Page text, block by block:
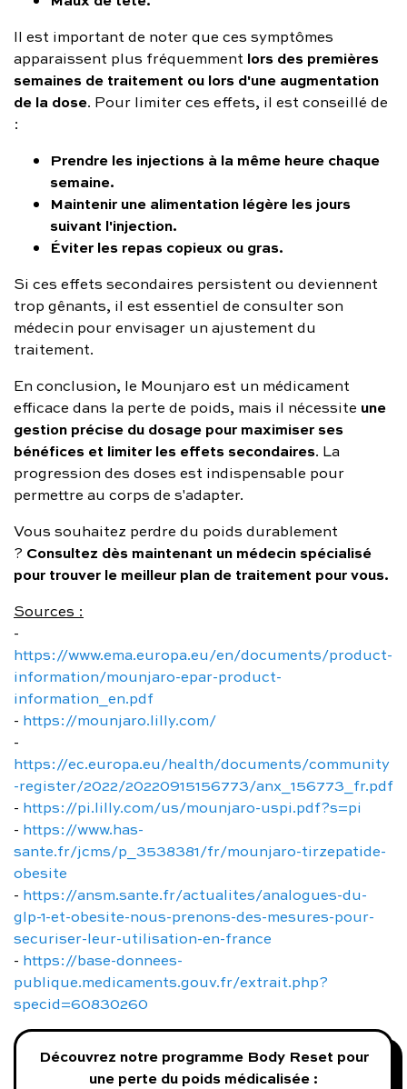
Il est important de noter que ces symptômes
apparaissent plus fréquemment lors des premières
semaines de traitement ou lors d'une augmentation
de la dose. Pour limiter ces effets, il est conseillé de
:
Prendre les injections à la même heure chaque
semaine.
Maintenir une alimentation légère les jours
suivant l'injection.
Éviter les repas copieux ou gras.
Si ces effets secondaires persistent ou deviennent
trop gênants, il est essentiel de consulter son
médecin pour envisager un ajustement du
traitement.
En conclusion, le Mounjaro est un médicament
efficace dans la perte de poids, mais il nécessite une
gestion précise du dosage pour maximiser ses
bénéfices et limiter les effets secondaires. La
progression des doses est indispensable pour
permettre au corps de s'adapter.
Vous souhaitez perdre du poids durablement
? Consultez dès maintenant un médecin spécialisé
pour trouver le meilleur plan de traitement pour vous.
Sources :
-
https://www.ema.europa.eu/en/documents/product-
information/mounjaro-epar-product-
information_en.pdf
- https://mounjaro.lilly.com/
-
https://ec.europa.eu/health/documents/community
-register/2022/20220915156773/anx_156773_fr.pdf
- https://pi.lilly.com/us/mounjaro-uspi.pdf?s=pi
- https://www.has-
sante.fr/jcms/p_3538381/fr/mounjaro-tirzepatide-
obesite
- https://ansm.sante.fr/actualites/analogues-du-
glp-1-et-obesite-nous-prenons-des-mesures-pour-
securiser-leur-utilisation-en-france
- https://base-donnees-
publique.medicaments.gouv.fr/extrait.php?
specid=60830260
Découvrez notre programme Body Reset pour
une perte du poids médicalisée :